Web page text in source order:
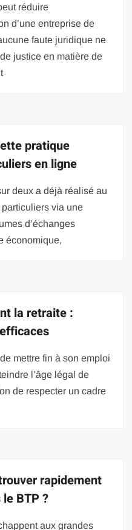
réduire
d’une entreprise de
faute juridique ne
justice en matière de
pratique
en ligne
deux a déjà réalisé au
via une
d’échanges
économique,
la retraite :
mettre fin à son emploi
l’âge légal de
de respecter un cadre
rapidement
BTP ?
aux grandes